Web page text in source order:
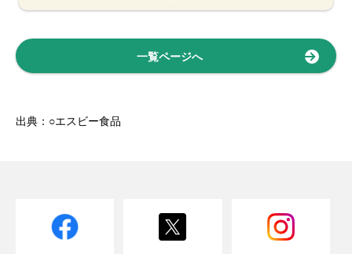
一覧ページへ
出典：○エスビー食品